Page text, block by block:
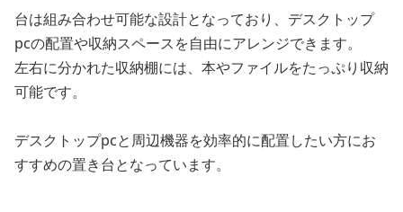
台は組み合わせ可能な設計となっており、デスクトップ
pcの配置や収納スペースを自由にアレンジできます。
左右に分かれた収納棚には、本やファイルをたっぷり収納
可能です。
デスクトップpcと周辺機器を効率的に配置したい方にお
すすめの置き台となっています。